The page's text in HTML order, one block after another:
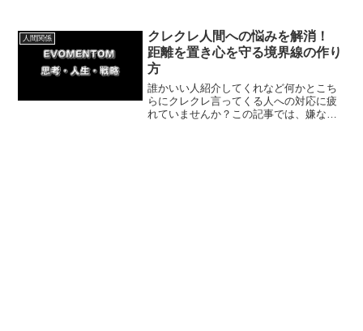
今日から実践できる小さな一歩で心を解
放しましょう。
人間関係
クレクレ人間への悩みを解消！
距離を置き心を守る境界線の作り
方
誰かいい人紹介してくれなど何かとこち
らにクレクレ言ってくる人への対応に疲
れていませんか？この記事では、嫌な要